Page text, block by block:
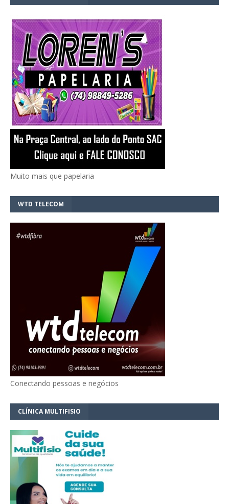
Muito mais que papelaria
WTD TELECOM
Conectando pessoas e negócios
CLÍNICA MULTIFISIO